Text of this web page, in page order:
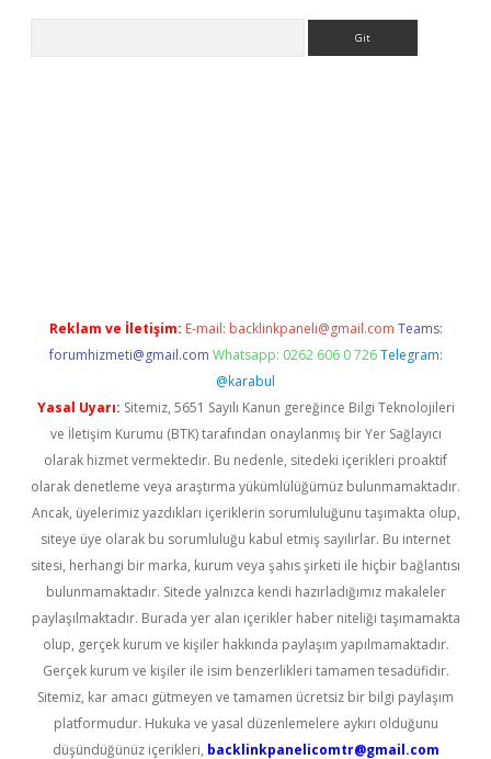
Reklam ve İletişim: E-mail: backlinkpaneli@gmail.com Teams:
forumhizmeti@gmail.com Whatsapp: 0262 606 0 726 Telegram:
@karabul
Yasal Uyarı: Sitemiz, 5651 Sayılı Kanun gereğince Bilgi Teknolojileri
ve İletişim Kurumu (BTK) tarafından onaylanmış bir Yer Sağlayıcı
olarak hizmet vermektedir. Bu nedenle, sitedeki içerikleri proaktif
olarak denetleme veya araştırma yükümlülüğümüz bulunmamaktadır.
Ancak, üyelerimiz yazdıkları içeriklerin sorumluluğunu taşımakta olup,
siteye üye olarak bu sorumluluğu kabul etmiş sayılırlar. Bu internet
sitesi, herhangi bir marka, kurum veya şahıs şirketi ile hiçbir bağlantısı
bulunmamaktadır. Sitede yalnızca kendi hazırladığımız makaleler
paylaşılmaktadır. Burada yer alan içerikler haber niteliği taşımamakta
olup, gerçek kurum ve kişiler hakkında paylaşım yapılmamaktadır.
Gerçek kurum ve kişiler ile isim benzerlikleri tamamen tesadüfidir.
Sitemiz, kar amacı gütmeyen ve tamamen ücretsiz bir bilgi paylaşım
platformudur. Hukuka ve yasal düzenlemelere aykırı olduğunu
düşündüğünüz içerikleri, backlinkpanelicomtr@gmail.com